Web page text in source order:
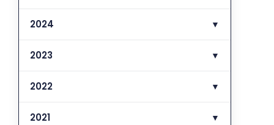
2024 ▼
2023 ▼
2022 ▼
2021 ▼